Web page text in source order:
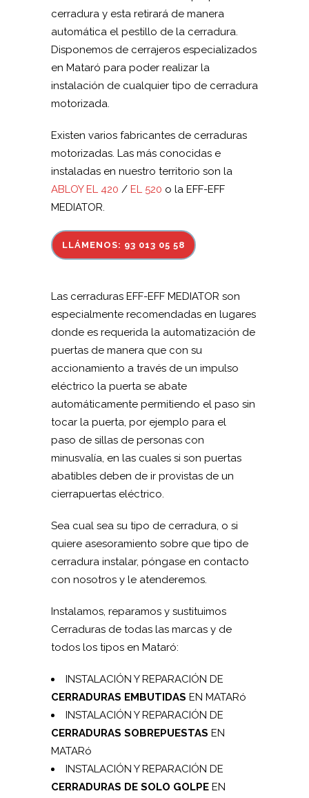
cerradura y esta retirará de manera
automática el pestillo de la cerradura.
Disponemos de cerrajeros especializados
en Mataró para poder realizar la
instalación de cualquier tipo de cerradura
motorizada.
Existen varios fabricantes de cerraduras
motorizadas. Las más conocidas e
instaladas en nuestro territorio son la
ABLOY EL 420 / EL 520 o la EFF-EFF
MEDIATOR.
LLÁMENOS: 93 013 05 58
Las cerraduras EFF-EFF MEDIATOR son
especialmente recomendadas en lugares
donde es requerida la automatización de
puertas de manera que con su
accionamiento a través de un impulso
eléctrico la puerta se abate
automáticamente permitiendo el paso sin
tocar la puerta, por ejemplo para el
paso de sillas de personas con
minusvalía, en las cuales si son puertas
abatibles deben de ir provistas de un
cierrapuertas eléctrico.
Sea cual sea su tipo de cerradura, o si
quiere asesoramiento sobre que tipo de
cerradura instalar, póngase en contacto
con nosotros y le atenderemos.
Instalamos, reparamos y sustituimos
Cerraduras de todas las marcas y de
todos los tipos en Mataró:
INSTALACIÓN Y REPARACIÓN DE
CERRADURAS EMBUTIDAS EN MATARó
INSTALACIÓN Y REPARACIÓN DE
CERRADURAS SOBREPUESTAS EN
MATARó
INSTALACIÓN Y REPARACIÓN DE
CERRADURAS DE SOLO GOLPE EN